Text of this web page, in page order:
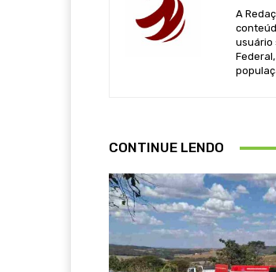
A
usuário
CONTINUE LENDO